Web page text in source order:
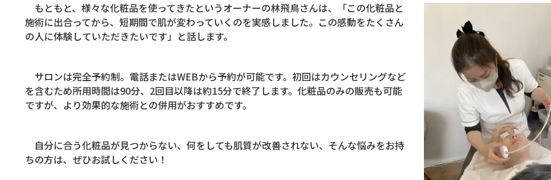
もともと、様々な化粧品を使ってきたというオーナーの林飛鳥さんは、「この化粧品と
施術に出合ってから、短期間で肌が変わっていくのを実感しました。この感動をたくさん
の人に体験していただきたいです」と話します。
サロンは完全予約制。電話またはWEBから予約が可能です。初回はカウンセリングなど
を含むため所用時間は90分、 2回目以降は約15分で終了します。化粧品のみの販売も可能
ですが、より効果的な施術との併用がおすすめです。
自分に合う化粧品が見つからない、何をしても肌質が改善されない、そんな悩みをお持
ちの方は、ぜひお試しください！